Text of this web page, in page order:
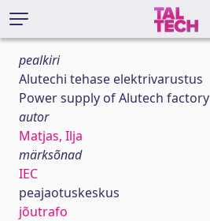
pealkiri
Alutechi tehase elektrivarustus
Power supply of Alutech factory
autor
Matjas, Ilja
märksõnad
IEC
peajaotuskeskus
jõutrafo